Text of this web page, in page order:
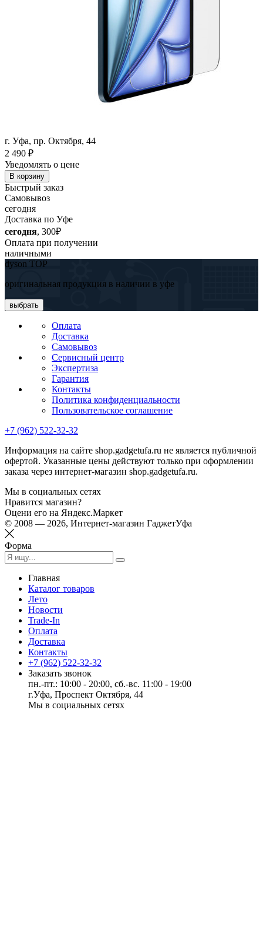
г. Уфа, пр. Октября, 44
2 490 ₽
Уведомлять о цене
В корзину
Быстрый заказ
Самовывоз
сегодня
Доставка по Уфе
сегодня, 300₽
Оплата при получении
наличными
dyson TOP
оригинальная продукция в наличии в уфе
выбрать
Оплата
Доставка
Самовывоз
Сервисный центр
Экспертиза
Гарантия
Контакты
Политика конфиденциальности
Пользовательское соглашение
+7 (962) 522-32-32
Информация на сайте shop.gadgetufa.ru не является публичной
офертой. Указанные цены действуют только при оформлении
заказа через интернет-магазин shop.gadgetufa.ru.
Мы в социальных сетях
Нравится магазин?
Оцени его на Яндекс.Маркет
© 2008 — 2026, Интернет-магазин ГаджетУфа
Форма
Главная
Каталог товаров
Лето
Новости
Trade-In
Оплата
Доставка
Контакты
+7 (962) 522-32-32
Заказать звонок
пн.-пт.: 10:00 - 20:00, сб.-вс. 11:00 - 19:00
г.Уфа, Проспект Октября, 44
Мы в социальных сетях